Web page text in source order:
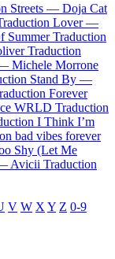
Streets — Doja Cat
Lover —
Summer Traduction
Traduction
Michele Morrone
Stand By —
Forever
WRLD Traduction
I Think I’m
bad vibes forever
Shy (Let Me
Avicii Traduction
V W X Y Z 0-9